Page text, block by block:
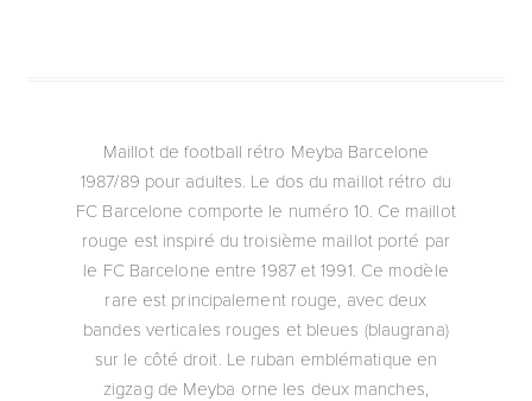
Maillot de football rétro Meyba Barcelone
1987/89 pour adultes. Le dos du maillot rétro du
FC Barcelone comporte le numéro 10. Ce maillot
rouge est inspiré du troisième maillot porté par
le FC Barcelone entre 1987 et 1991. Ce modèle
rare est principalement rouge, avec deux
bandes verticales rouges et bleues (blaugrana)
sur le côté droit. Le ruban emblématique en
zigzag de Meyba orne les deux manches,